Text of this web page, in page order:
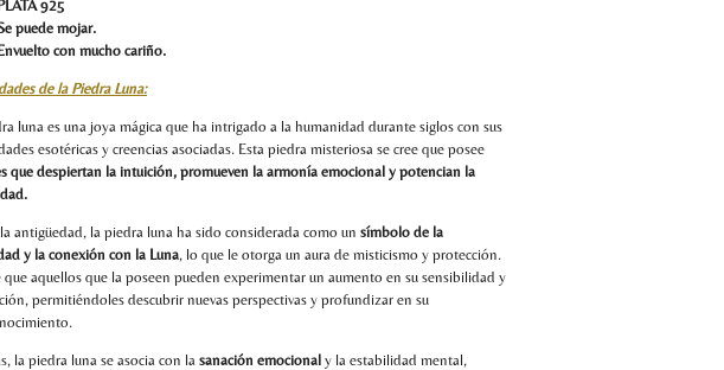
925
puede mojar.
con mucho cariño.
de la Piedra Luna:
luna es una joya mágica que ha intrigado a la humanidad durante siglos con sus
esotéricas y creencias asociadas. Esta piedra misteriosa se cree que posee
que despiertan la intuición, promueven la armonía emocional y potencian la
antigüedad, la piedra luna ha sido considerada como un símbolo de la
y la conexión con la Luna, lo que le otorga un aura de misticismo y protección.
que aquellos que la poseen pueden experimentar un aumento en su sensibilidad y
permitiéndoles descubrir nuevas perspectivas y profundizar en su
la piedra luna se asocia con la sanación emocional y la estabilidad mental,